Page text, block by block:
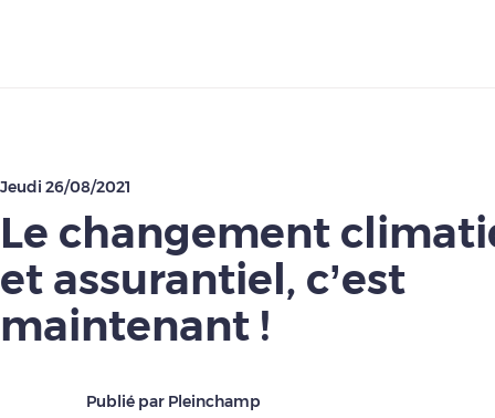
Jeudi 26/08/2021
Le changement
et assurantiel, c’est
maintenant !
Publié par Pleinchamp